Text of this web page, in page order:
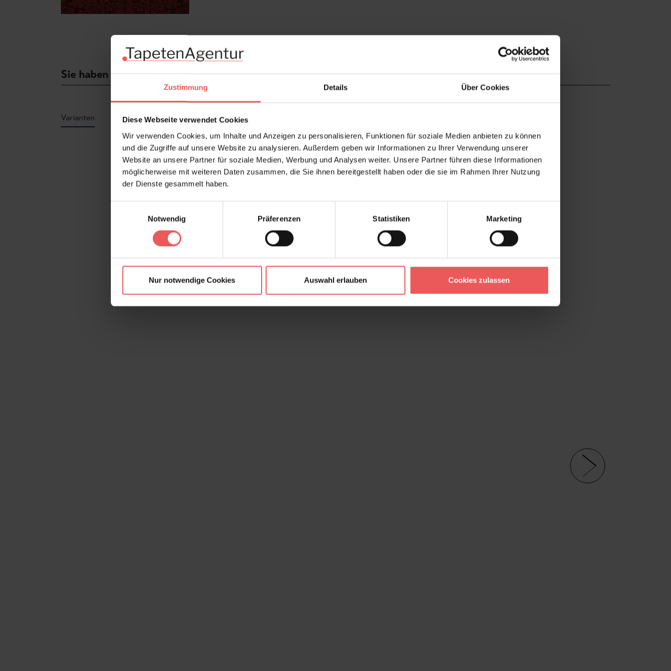
Zustimmung Details Über Cookies
Diese Webseite verwendet Cookies
Wir verwenden Cookies, um Inhalte und Anzeigen zu personalisieren, Funktionen für soziale Medien anbieten zu können
und die Zugriffe auf unsere Website zu analysieren. Außerdem geben wir Informationen zu Ihrer Verwendung unserer
Website an unsere Partner für soziale Medien, Werbung und Analysen weiter. Unsere Partner führen diese Informationen
möglicherweise mit weiteren Daten zusammen, die Sie ihnen bereitgestellt haben oder die sie im Rahmen Ihrer Nutzung
der Dienste gesammelt haben.
Notwendig
Präferenzen Statistiken Marketing
Nur notwendige Cookies Auswahl erlauben Cookies zulassen
Sie haben Fragen zum Produkt? Frage stellen +49 (0)221 932 81 82
Varianten
Produktgalerie überspringen